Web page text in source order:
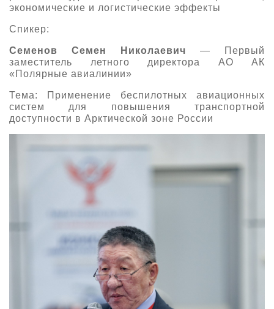
экономические и логистические эффекты
Спикер:
Семенов Семен Николаевич — Первый
заместитель летного директора АО АК
«Полярные авиалинии»
Тема: Применение беспилотных авиационных
систем для повышения транспортной
доступности в Арктической зоне России